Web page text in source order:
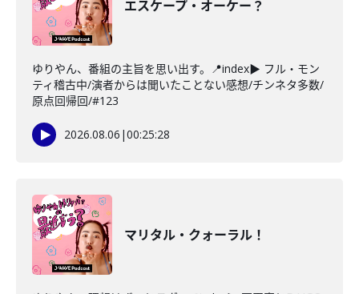
エスケープ・オーケー？
ゆりやん、番組の主旨を思い出す。📍index▶ フル・モン
ティ稽古中/演者からは聞いたことない感想/チンネタ多数/
原点回帰回/#123
2026.08.06 |00:25:28
マリタル・クォーラル！